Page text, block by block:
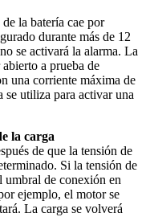
la batería cae por
durante más de 12
se activará la alarma. La
a prueba de
una corriente máxima de
se utiliza para activar una
la carga
de que la tensión de
Si la tensión de
umbral de conexión en
ejemplo, el motor se
La carga se volverá